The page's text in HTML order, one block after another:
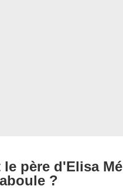
le père d'Elisa
?